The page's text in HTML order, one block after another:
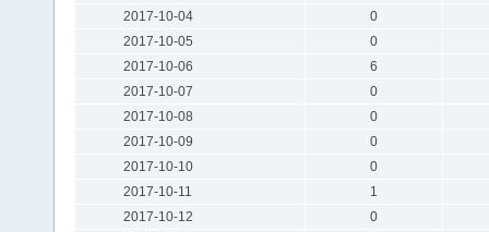
2017-10-04
0
2017-10-05
0
2017-10-06
6
2017-10-07
0
2017-10-08
0
2017-10-09
0
2017-10-10
0
2017-10-11
1
2017-10-12
0